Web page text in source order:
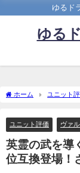
ゆるド
ゆる
ホーム ユニット
ユニット評価 ヴァ
英霊の武を導
位互換登場！